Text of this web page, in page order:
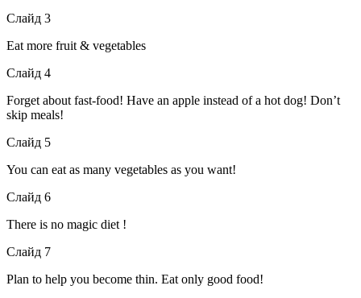
Слайд 3
Eat more fruit & vegetables
Слайд 4
Forget about fast-food! Have an apple instead of a hot dog! Don’t
skip meals!
Слайд 5
You can eat as many vegetables as you want!
Слайд 6
There is no magic diet !
Слайд 7
Plan to help you become thin. Eat only good food!